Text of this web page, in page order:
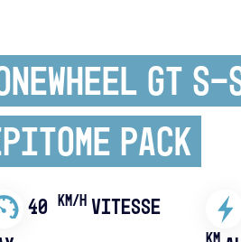
GT
Pack
40 KM/H VITESSE